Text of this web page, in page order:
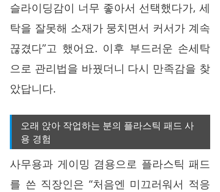
슬라이딩감이 너무 좋아서 선택했다가, 세
탁을 잘못해 소재가 뭉치면서 커서가 계속
끊겼다”고 했어요. 이후 부드러운 손세탁
으로 관리법을 바꿨더니 다시 만족감을 찾
았답니다.
오래 앉아 작업하는 분의 플라스틱 패드 사
용 경험
사무용과 게이밍 겸용으로 플라스틱 패드
를 쓴 직장인은 “처음엔 미끄러워서 적응